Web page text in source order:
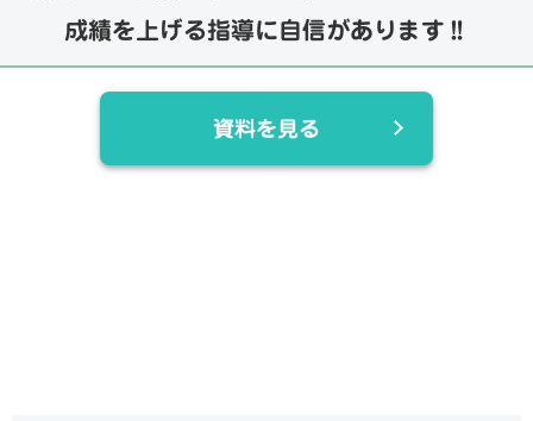
成績を上げる指導に自信があります‼️
資料を見る